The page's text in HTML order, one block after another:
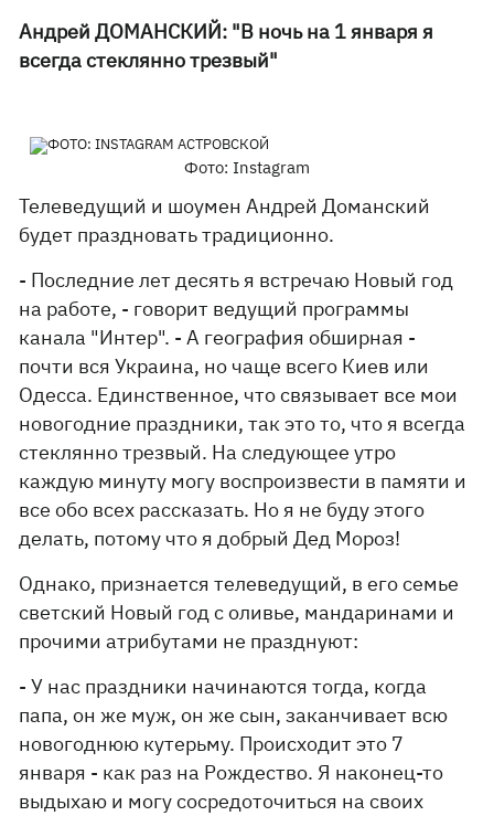
Андрей ДОМАНСКИЙ: "В ночь на 1 января я
всегда стеклянно трезвый"
Фото: Instagram
Телеведущий и шоумен Андрей Доманский
будет праздновать традиционно.
- Последние лет десять я встречаю Новый год
на работе, - говорит ведущий программы
канала "Интер". - А география обширная -
почти вся Украина, но чаще всего Киев или
Одесса. Единственное, что связывает все мои
новогодние праздники, так это то, что я всегда
стеклянно трезвый. На следующее утро
каждую минуту могу воспроизвести в памяти и
все обо всех рассказать. Но я не буду этого
делать, потому что я добрый Дед Мороз!
Однако, признается телеведущий, в его семье
светский Новый год с оливье, мандаринами и
прочими атрибутами не празднуют:
- У нас праздники начинаются тогда, когда
папа, он же муж, он же сын, заканчивает всю
новогоднюю кутерьму. Происходит это 7
января - как раз на Рождество. Я наконец-то
выдыхаю и могу сосредоточиться на своих